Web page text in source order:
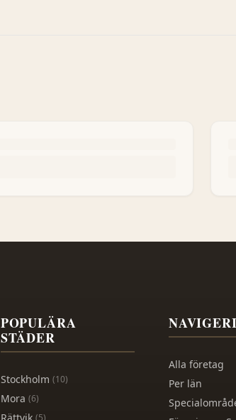
POPULÄRA
STÄDER
Stockholm (10)
Mora (6)
(5)
Alla företag
Per län